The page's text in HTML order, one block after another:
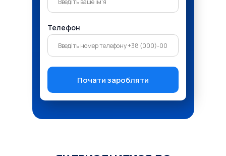
Телефон
Почати заробляти